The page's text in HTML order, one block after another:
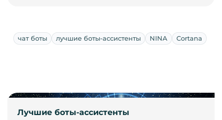
чат боты лучшие боты-ассистенты NINA Cortana
Лучшие боты-ассистенты